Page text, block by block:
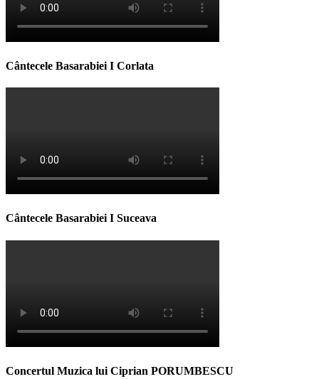
Cântecele Basarabiei I Corlata
Cântecele Basarabiei I Suceava
Concertul Muzica lui Ciprian PORUMBESCU